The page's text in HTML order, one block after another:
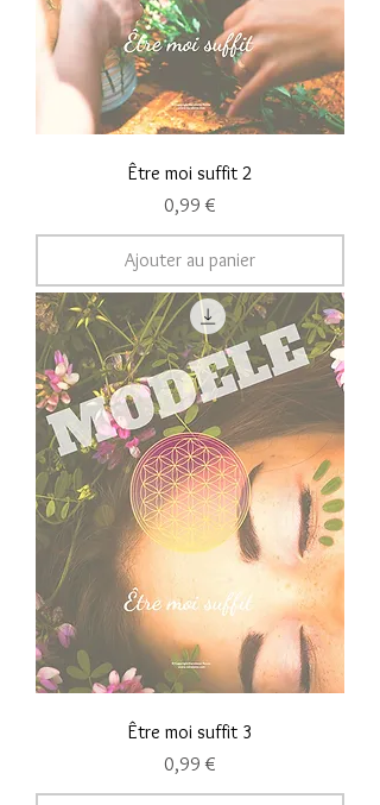
Être moi suffit 2
Prix
0,99 €
Ajouter au panier
Être moi suffit 3
Prix
0,99 €